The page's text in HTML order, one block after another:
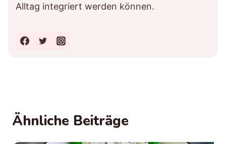
Alltag integriert werden können.
Ähnliche Beiträge